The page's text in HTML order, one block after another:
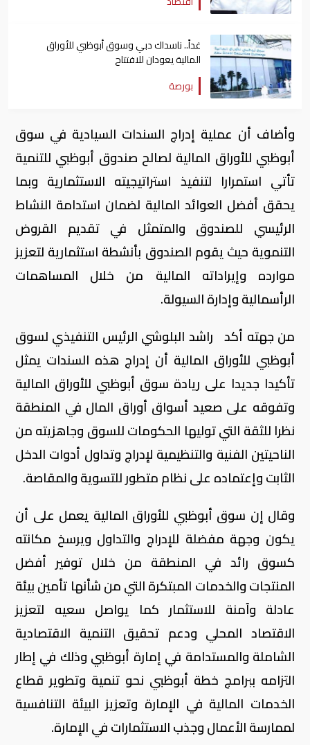
غداً.. ناسداك دبي وسوق أبوظبي للأوراق
المالية يعودان للافتتاح
بورصة
وأضاف أن عملية إدراج السندات السيادية في سوق
أبوظبي للأوراق المالية لصالح صندوق أبوظبي للتنمية
تأتي استمرارا لتنفيذ استراتيجيته الاستثمارية وبما
يحقق أفضل العوائد المالية لضمان استدامة النشاط
الرئيسي للصندوق والمتمثل في تقديم القروض
التنموية حيث يقوم الصندوق بأنشطة استثمارية لتعزيز
موارده وإيراداته المالية من خلال المساهمات
الرأسمالية وإدارة السيولة.
من جهته أكد راشد البلوشي الرئيس التنفيذي لسوق
أبوظبي للأوراق المالية أن إدراج هذه السندات يمثل
تأكيدا جديدا على ريادة سوق أبوظبي للأوراق المالية
وتفوقه على صعيد أسواق أوراق المال في المنطقة
نظرا للثقة التي توليها الحكومات للسوق وجاهزيته من
الناحيتين الفنية والتنظيمية لإدراج وتداول أدوات الدخل
الثابت وإعتماده على نظام متطور للتسوية والمقاصة.
وقال إن سوق أبوظبي للأوراق المالية يعمل على أن
يكون وجهة مفضلة للإدراج والتداول ويرسخ مكانته
كسوق رائد في المنطقة من خلال توفير أفضل
المنتجات والخدمات المبتكرة التي من شأنها تأمين بيئة
عادلة وآمنة للاستثمار كما يواصل سعيه لتعزيز
الاقتصاد المحلي ودعم تحقيق التنمية الاقتصادية
الشاملة والمستدامة في إمارة أبوظبي وذلك في إطار
التزامه ببرامج خطة أبوظبي نحو تنمية وتطوير قطاع
الخدمات المالية في الإمارة وتعزيز البيئة التنافسية
لممارسة الأعمال وجذب الاستثمارات في الإمارة.